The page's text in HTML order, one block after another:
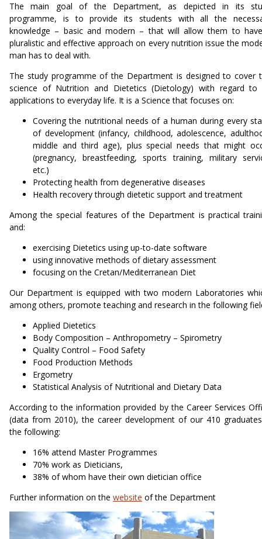
The main goal of the Department, as depicted in its
programme, is to provide its students with all the
knowledge – basic and modern – that will allow them to
pluralistic and effective approach on every nutrition issue the
man has to deal with.
The study programme of the Department is designed to cover
science of Nutrition and Dietetics (Dietology) with regard to
applications to everyday life. It is a Science that focuses on:
Covering the nutritional needs of a human during every
of development (infancy, childhood, adolescence,
middle and third age), plus special needs that might
(pregnancy, breastfeeding, sports training, military
etc.)
Protecting health from degenerative diseases
Health recovery through dietetic support and treatment
Among the special features of the Department is practical
and:
exercising Dietetics using up-to-date software
using innovative methods of dietary assessment
focusing on the Cretan/Mediterranean Diet
Our Department is equipped with two modern Laboratories
among others, promote teaching and research in the following
Applied Dietetics
Body Composition – Anthropometry – Spirometry
Quality Control – Food Safety
Food Production Methods
Ergometry
Statistical Analysis of Nutritional and Dietary Data
According to the information provided by the Career Services
(data from 2010), the career development of our 410
the following:
16% attend Master Programmes
70% work as Dieticians,
38% of whom have their own dietician office
Further information on the website of the Department